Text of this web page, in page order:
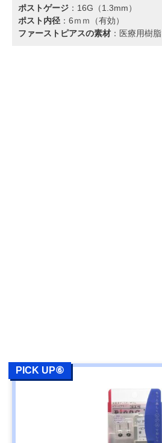
ポストゲージ ：16G（1.3mm）
ポスト内径 ：6ｍｍ（有効）
ファーストピアスの素材 ：医療用樹脂
PICK UP⑥